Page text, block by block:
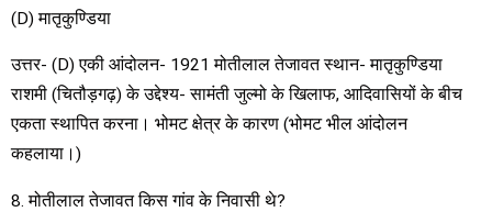
(D) मातृकुण्डिया
उत्तर- (D) एकी आंदोलन- 1921 मोतीलाल तेजावत स्थान- मातृकुण्डिया
राशमी (चितौड़गढ़) के उद्देश्य- सामंती जुल्मो के खिलाफ, आदिवासियों के बीच
एकता स्थापित करना। भोमट क्षेत्र के कारण (भोमट भील आंदोलन
कहलाया।)
8. मोतीलाल तेजावत किस गांव के निवासी थे?